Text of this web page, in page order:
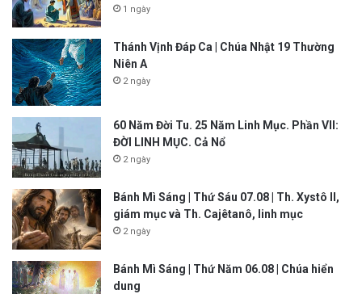
1 ngày
Thánh Vịnh Đáp Ca | Chúa Nhật 19 Thường
Niên A
2 ngày
60 Năm Đời Tu. 25 Năm Linh Mục. Phần VII:
ĐỜI LINH MỤC. Cả Nổ
2 ngày
Bánh Mì Sáng | Thứ Sáu 07.08 | Th. Xystô II,
giám mục và Th. Cajêtanô, linh mục
2 ngày
Bánh Mì Sáng | Thứ Năm 06.08 | Chúa hiển
dung